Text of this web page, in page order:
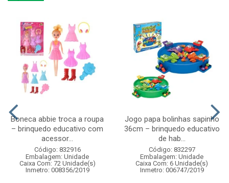
Boneca abbie troca a roupa
– brinquedo educativo com
acessor...
Código: 832916
Embalagem: Unidade
Caixa Com: 72 Unidade(s)
Inmetro: 008356/2019
Jogo papa bolinhas sapinho
36cm – brinquedo educativo
de hab...
Código: 832297
Embalagem: Unidade
Caixa Com: 6 Unidade(s)
Inmetro: 006747/2019